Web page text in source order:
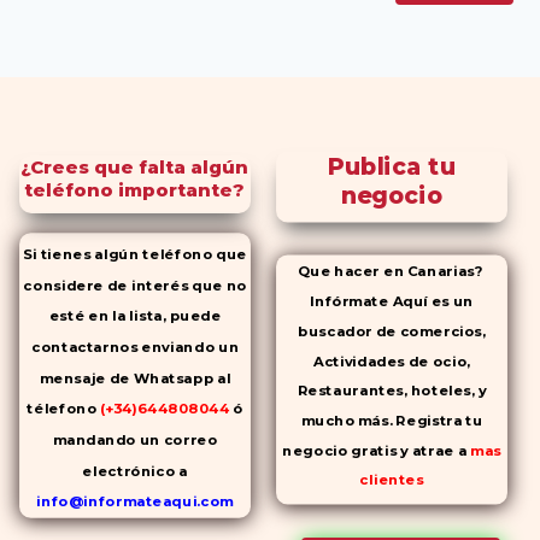
¿Crees que falta algún
teléfono importante?
Si tienes algún teléfono que
considere de interés que no
esté en la lista, puede
contactarnos enviando un
mensaje de Whatsapp al
télefono (+34)644808044 ó
mandando un correo
electrónico a
info@informateaqui.com
Mientras que antes la
Publica tu
negocio
Que hacer en Canarias?
Infórmate Aquí es un
buscador de comercios,
Actividades de ocio,
Restaurantes, hoteles, y
mucho más. Registra tu
negocio gratis y atrae a mas
clientes